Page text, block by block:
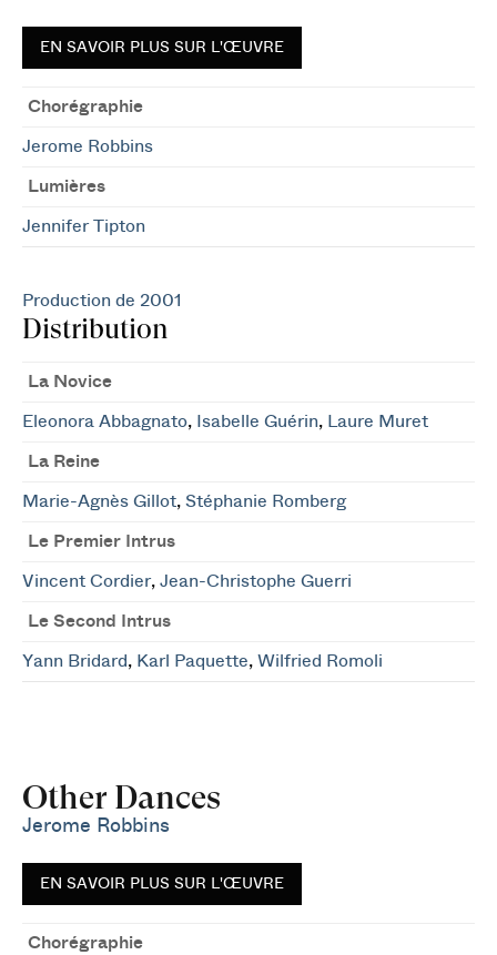
EN SAVOIR PLUS SUR L'ŒUVRE
Chorégraphie
Jerome Robbins
Lumières
Jennifer Tipton
Production de 2001
Distribution
La Novice
Eleonora Abbagnato, Isabelle Guérin, Laure Muret
La Reine
Marie-Agnès Gillot, Stéphanie Romberg
Le Premier Intrus
Vincent Cordier, Jean-Christophe Guerri
Le Second Intrus
Yann Bridard, Karl Paquette, Wilfried Romoli
Other Dances
Jerome Robbins
EN SAVOIR PLUS SUR L'ŒUVRE
Chorégraphie